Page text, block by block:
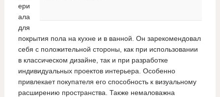
ери
ала
для
покрытия пола на кухне и в ванной. Он зарекомендовал
себя с положительной стороны, как при использовании
в классическом дизайне, так и при разработке
индивидуальных проектов интерьера. Особенно
привлекает покупателя его способность к визуальному
расширению пространства. Также немаловажна